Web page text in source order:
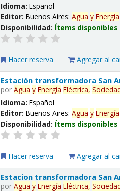
Idioma:Español
Editor:Buenos Aires:Agua y Energía
Disponibilidad: Ítems
Hacer reserva Agregar al
Estación transformadora San
porAgua y Energía Eléctrica,
Idioma:Español
Editor:Buenos Aires:Agua y Energía
Disponibilidad: Ítems
Hacer reserva Agregar al
Estacion transformadora San
porAgua y Energía Eléctrica,